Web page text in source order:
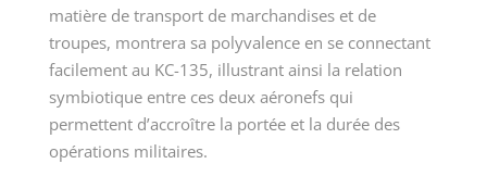
matière de transport de marchandises et de
troupes, montrera sa polyvalence en se connectant
facilement au KC-135, illustrant ainsi la relation
symbiotique entre ces deux aéronefs qui
permettent d’accroître la portée et la durée des
opérations militaires.